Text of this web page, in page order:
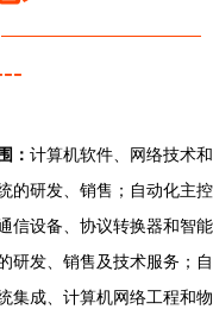
： 计算机软件、网络技术和
的研发、销售；自动化主控
信设备、协议转换器和智能
研发、销售及技术服务；自
集成、计算机网络工程和物